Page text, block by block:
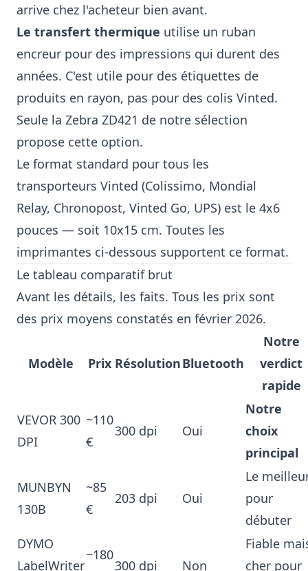
arrive chez l'acheteur bien avant.
Le transfert thermique utilise un ruban
encreur pour des impressions qui durent des
années. C'est utile pour des étiquettes de
produits en rayon, pas pour des colis Vinted.
Seule la Zebra ZD421 de notre sélection
propose cette option.
Le format standard pour tous les
transporteurs Vinted (Colissimo, Mondial
Relay, Chronopost, Vinted Go, UPS) est le 4x6
pouces — soit 10x15 cm. Toutes les
imprimantes ci-dessous supportent ce format.
Le tableau comparatif brut
Avant les détails, les faits. Tous les prix sont
des prix moyens constatés en février 2026.
Modèle Prix RésolutionBluetooth
Notre
verdict
rapide
VEVOR 300
DPI
~110
€
300 dpi Oui
Notre
choix
principal
MUNBYN
130B
~85
€
203 dpi Oui
Le
pour
débuter
DYMO
LabelWriter
~180
300 dpi Non
Fiable
cher pour